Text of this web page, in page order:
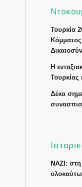
Τουρκία
Η
Τουρκίας
Δέκα
ΝΑΖΙ: